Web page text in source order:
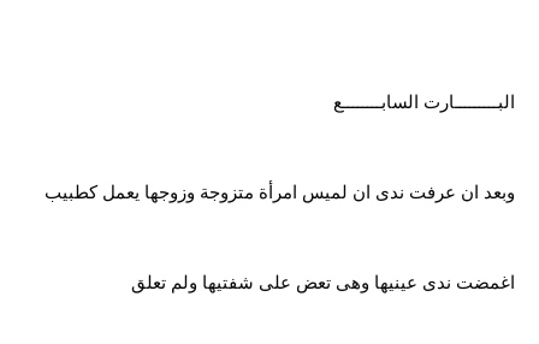
البـــــــــارت السابــــــــع
وبعد ان عرفت ندى ان لميس امرأة متزوجة وزوجها يعمل كطبيب
اغمضت ندى عينيها وهى تعض على شفتيها ولم تعلق